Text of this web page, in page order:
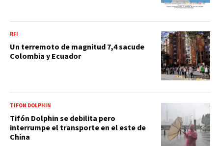
RFI
Un terremoto de magnitud 7,4 sacude
Colombia y Ecuador
TIFÓN DOLPHIN
Tifón Dolphin se debilita pero
interrumpe el transporte en el este de
China